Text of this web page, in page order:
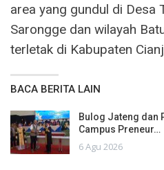
area yang gundul di Desa
Sarongge dan wilayah
terletak di Kabupaten
BACA BERITA LAIN
Bulog Jateng dan
Campus Preneur…
6 Agu 2026